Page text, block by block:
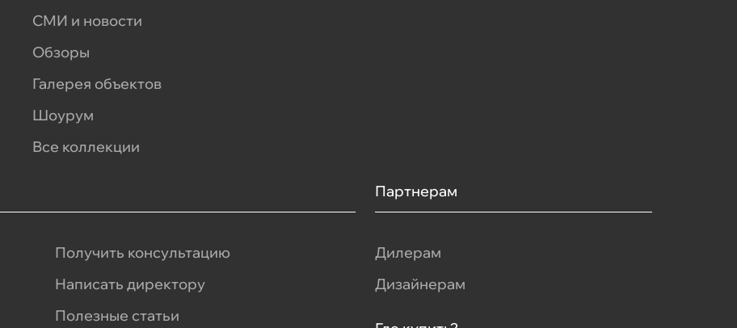
СМИ и новости
Обзоры
Галерея объектов
Шоурум
Все коллекции
Получить консультацию
Написать директору
Полезные статьи
Партнерам
Дилерам
Дизайнерам